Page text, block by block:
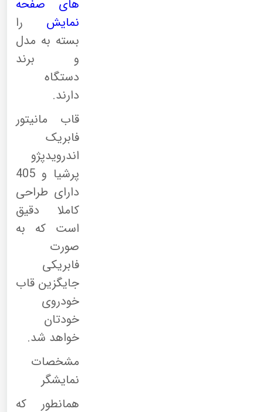
های صفحه
نمایش را
بسته به مدل
و برند
دستگاه
دارند.
قاب مانیتور
فابریک
اندرویدپژو
پرشیا و 405
دارای طراحی
کاملا دقیق
است که به
صورت
فابریکی
جایگزین قاب
خودروی
خودتان
خواهد شد.
مشخصات
نمایشگر
همانطور که